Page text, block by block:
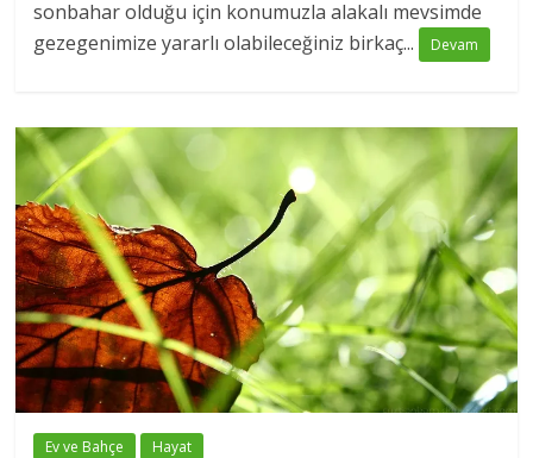
sonbahar olduğu için konumuzla alakalı mevsimde
gezegenimize yararlı olabileceğiniz birkaç...
Devam
Ev ve Bahçe Hayat